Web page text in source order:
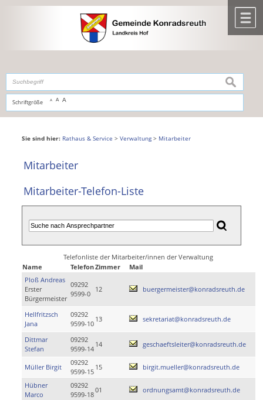
,zur Navigationoderzur Startseitespringen.
Schriftgröße A A A
suchen
Sie sind hier: Rathaus & Service > Verwaltung> Mitarbeiter
Mitarbeiter
Mitarbeiter-Telefon-Liste
Telefonliste der Mitarbeiter/innen der Verwaltung
Name
TelefonZimmer
Mail
Ploß Andreas
Erster
Bürgermeister
09292
9599-0
12 buergermeister@konradsreuth.de
Hellfritzsch
Jana
09292
9599-10
13 sekretariat@konradsreuth.de
Dittmar
Stefan
09292
9599-14
14 geschaeftsleiter@konradsreuth.de
Müller Birgit
09292
9599-15
15 birgit.mueller@konradsreuth.de
Hübner
Marco
09292
9599-18
01 ordnungsamt@konradsreuth.de